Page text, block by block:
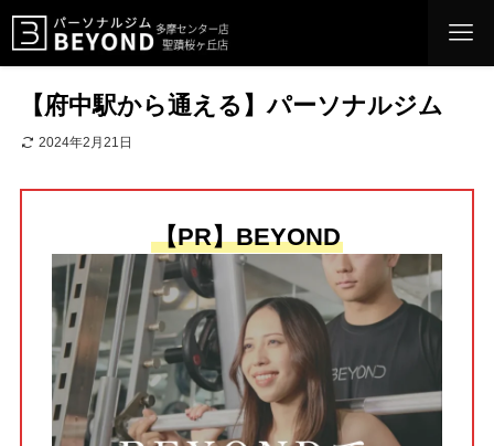
【府中駅から通える】パーソナルジム
2024年2月21日
【PR】BEYOND